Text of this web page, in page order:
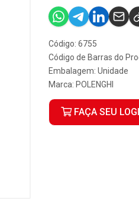
Código: 6755
Código de Barras do
Embalagem: Unidade
Marca: POLENGHI
FAÇA SEU